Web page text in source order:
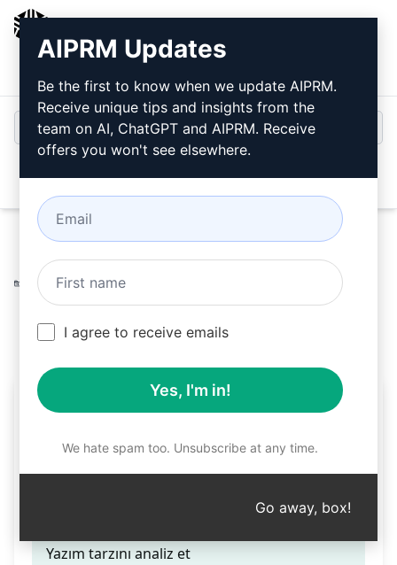
Giriş
Home / Yapay Zeka İpuçları
/
Writing Prompts /
/
Kik Yanto
June 3, 2023
119
0 69
Yazım tarzımı analiz et -
kik yanto
Yazım tarzını analiz et
AIPRM Updates
Be the first to know when we update AIPRM.
Receive unique tips and insights from the
team on AI, ChatGPT and AIPRM. Receive
offers you won't see elsewhere.
I agree to receive emails
Yes, I'm in!
We hate spam too. Unsubscribe at any time.
Go away, box!